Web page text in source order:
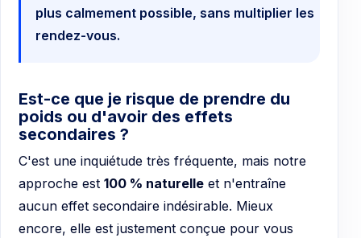
plus calmement possible, sans multiplier les
rendez-vous.
Est-ce que je risque de prendre du
poids ou d'avoir des effets
secondaires ?
C'est une inquiétude très fréquente, mais notre
approche est 100 % naturelle et n'entraîne
aucun effet secondaire indésirable. Mieux
encore, elle est justement conçue pour vous